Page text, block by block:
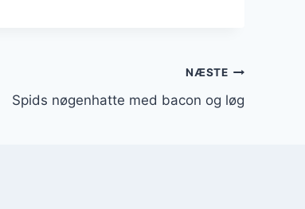
NÆSTE
Spids nøgenhatte med bacon og løg